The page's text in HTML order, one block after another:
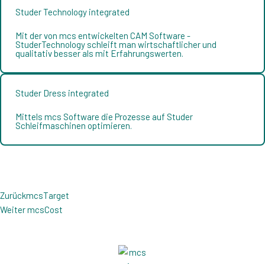
Studer Technology integrated
Mit der von mcs entwickelten CAM Software -
StuderTechnology schleift man wirtschaftlicher und
qualitativ besser als mit Erfahrungswerten.
Studer Dress integrated
Mittels mcs Software die Prozesse auf Studer
Schleifmaschinen optimieren.
Zurück
ZurückmcsTarget
WeitermcsCost
Nächster